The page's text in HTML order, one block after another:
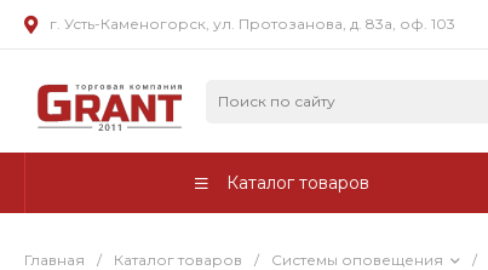
г. Усть-Каменогорск, ул. Протозанова, д. 83а, оф. 103
Каталог товаров
Главная / Каталог товаров / Системы оповещения /